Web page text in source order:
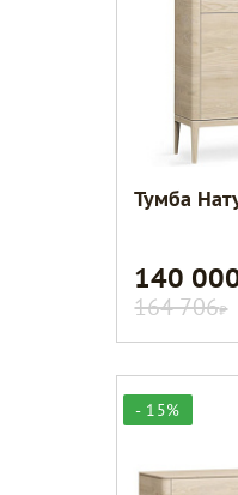
Тумба
140
164 706Р
- 15%